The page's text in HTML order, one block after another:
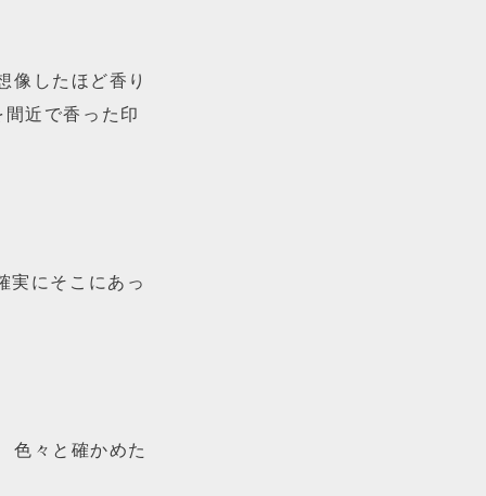
像したほど香り
近で香った印
実にそこにあっ
色々と確かめた